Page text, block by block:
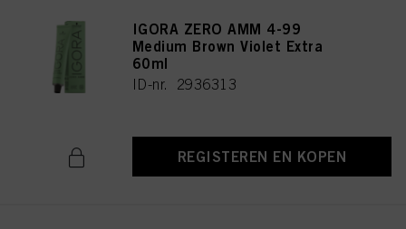
IGORA ZERO AMM 4-99
Medium Brown Violet Extra
60ml
ID-nr. 2936313
REGISTEREN EN KOPEN